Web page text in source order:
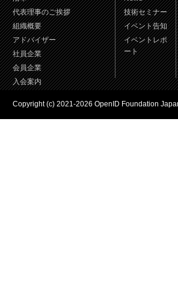
代表理事のご挨拶
組織概要
アドバイザー
社員企業
会員企業
入会案内
技術セミナー
イベント告知
イベントレポ
ート
Copyright (c) 2021-2026 OpenID Foundation